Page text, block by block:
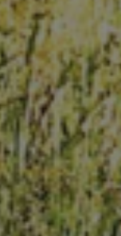
from 54 €
in the picturesque